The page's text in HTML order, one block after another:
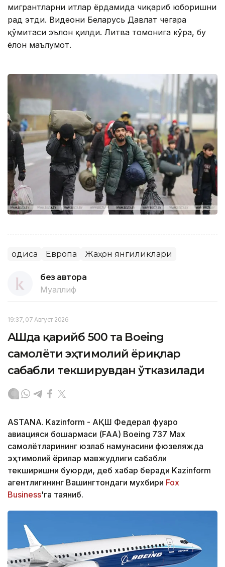
мигрантларни итлар ёрдамида чиқариб юборишни
рад этди. Видеони Беларусь Давлат чегара
қўмитаси эълон қилди. Литва томонига кўра, бу
ёлғон маълумот.
Ҳодиса Европа Жаҳон янгиликлари
без автора
Муаллиф
19:37, 07 Август 2026
АҚШда қарийб 500 та Boeing
самолёти эҳтимолий ёриқлар
сабабли текширувдан ўтказилади
ASTANA. Kazinform - АҚШ Федерал фуқаро
авиацияси бошқармаси (FAA) Boeing 737 Max
самолётларининг юзлаб намунасини фюзеляжда
эҳтимолий ёриқлар мавжудлиги сабабли
текширишни буюрди, деб хабар беради Kazinform
агентлигининг Вашингтондаги мухбири Fox
Business'га таяниб.